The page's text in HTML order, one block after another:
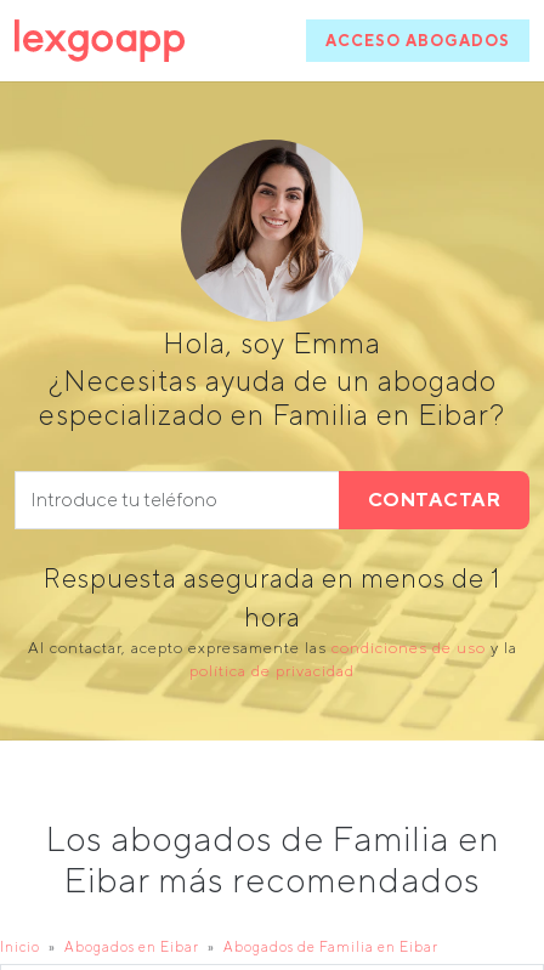
ACCESO ABOGADOS
Hola, soy Emma
¿Necesitas ayuda de un abogado
especializado en Familia en Eibar?
CONTACTAR
Respuesta asegurada en menos de 1
hora
Al contactar, acepto expresamente las condiciones de uso y la
política de privacidad
Los abogados de Familia en
Eibar más recomendados
Inicio Abogados en Eibar Abogados de Familia en Eibar